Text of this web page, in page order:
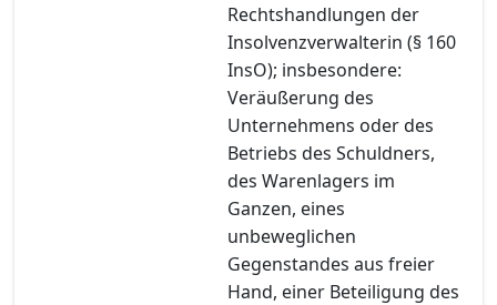
Rechtshandlungen der
Insolvenzverwalterin (§ 160
InsO); insbesondere:
Veräußerung des
Unternehmens oder des
Betriebs des Schuldners,
des Warenlagers im
Ganzen, eines
unbeweglichen
Gegenstandes aus freier
Hand, einer Beteiligung des